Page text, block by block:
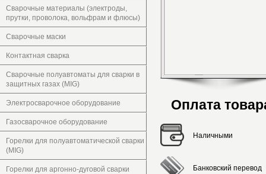
Сварочные материалы (электроды,
прутки, проволока, вольфрам и флюсы)
Сварочные маски
Контактная сварка
Сварочные полуавтоматы для сварки в
защитных газах (MIG)
Электросварочное оборудование
Газосварочное оборудование
Горелки для полуавтоматической сварки
(MIG)
Горелки для аргонно-дуговой сварки
Оплата
Наличными
Банковский перевод